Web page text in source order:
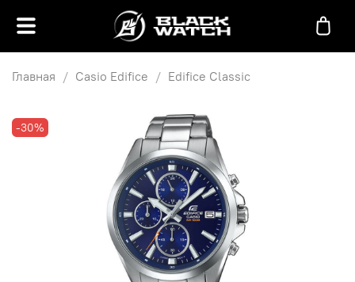
Главная Casio Edifice Edifice Classic
-30%